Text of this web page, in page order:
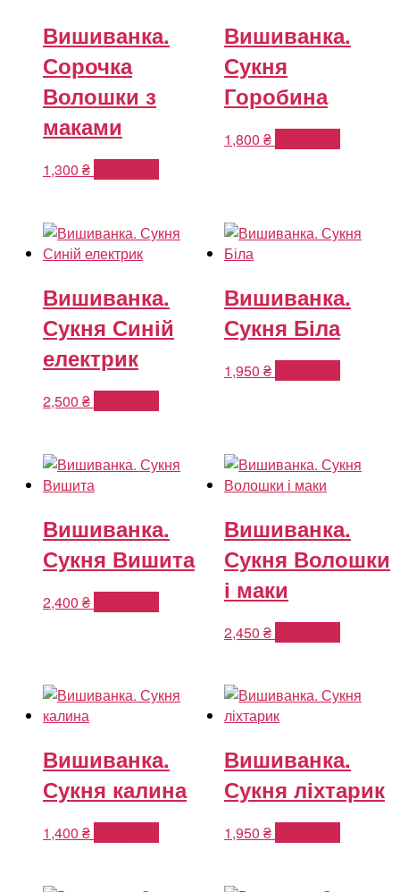
Вишиванка.
Сорочка
Волошки з
маками
1,300 ₴
Вишиванка.
Сукня
Горобина
1,800₴
Вишиванка.
Сукня Синій
електрик
2,500 ₴
Вишиванка.
Сукня Біла
1,950₴
Вишиванка.
Сукня Вишита
2,400 ₴
Вишиванка.
Сукня Волошки
і маки
2,450₴
Вишиванка.
Сукня калина
1,400 ₴
Вишиванка.
Сукня ліхтарик
1,950₴